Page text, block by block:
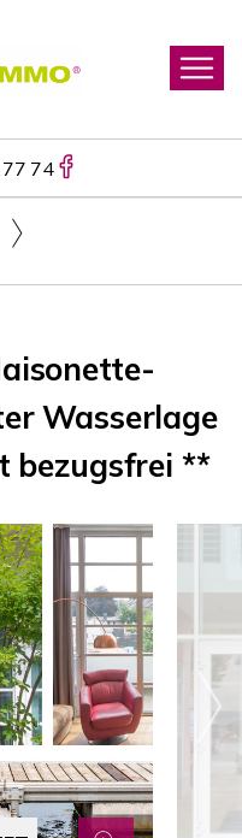
74
Wasserlage
bezugsfrei **